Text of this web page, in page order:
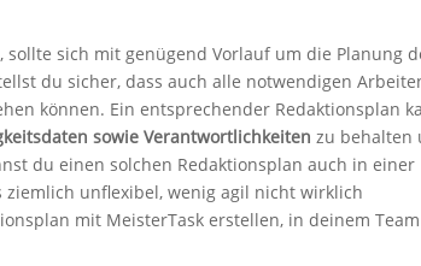
sich mit genügend Vorlauf um die Planung
du sicher, dass auch alle notwendigen
können. Ein entsprechender Redaktionsplan
sowie Verantwortlichkeiten zu behalten
du einen solchen Redaktionsplan auch in einer
ziemlich unflexibel, wenig agil nicht wirklich
mit MeisterTask erstellen, in deinem Team